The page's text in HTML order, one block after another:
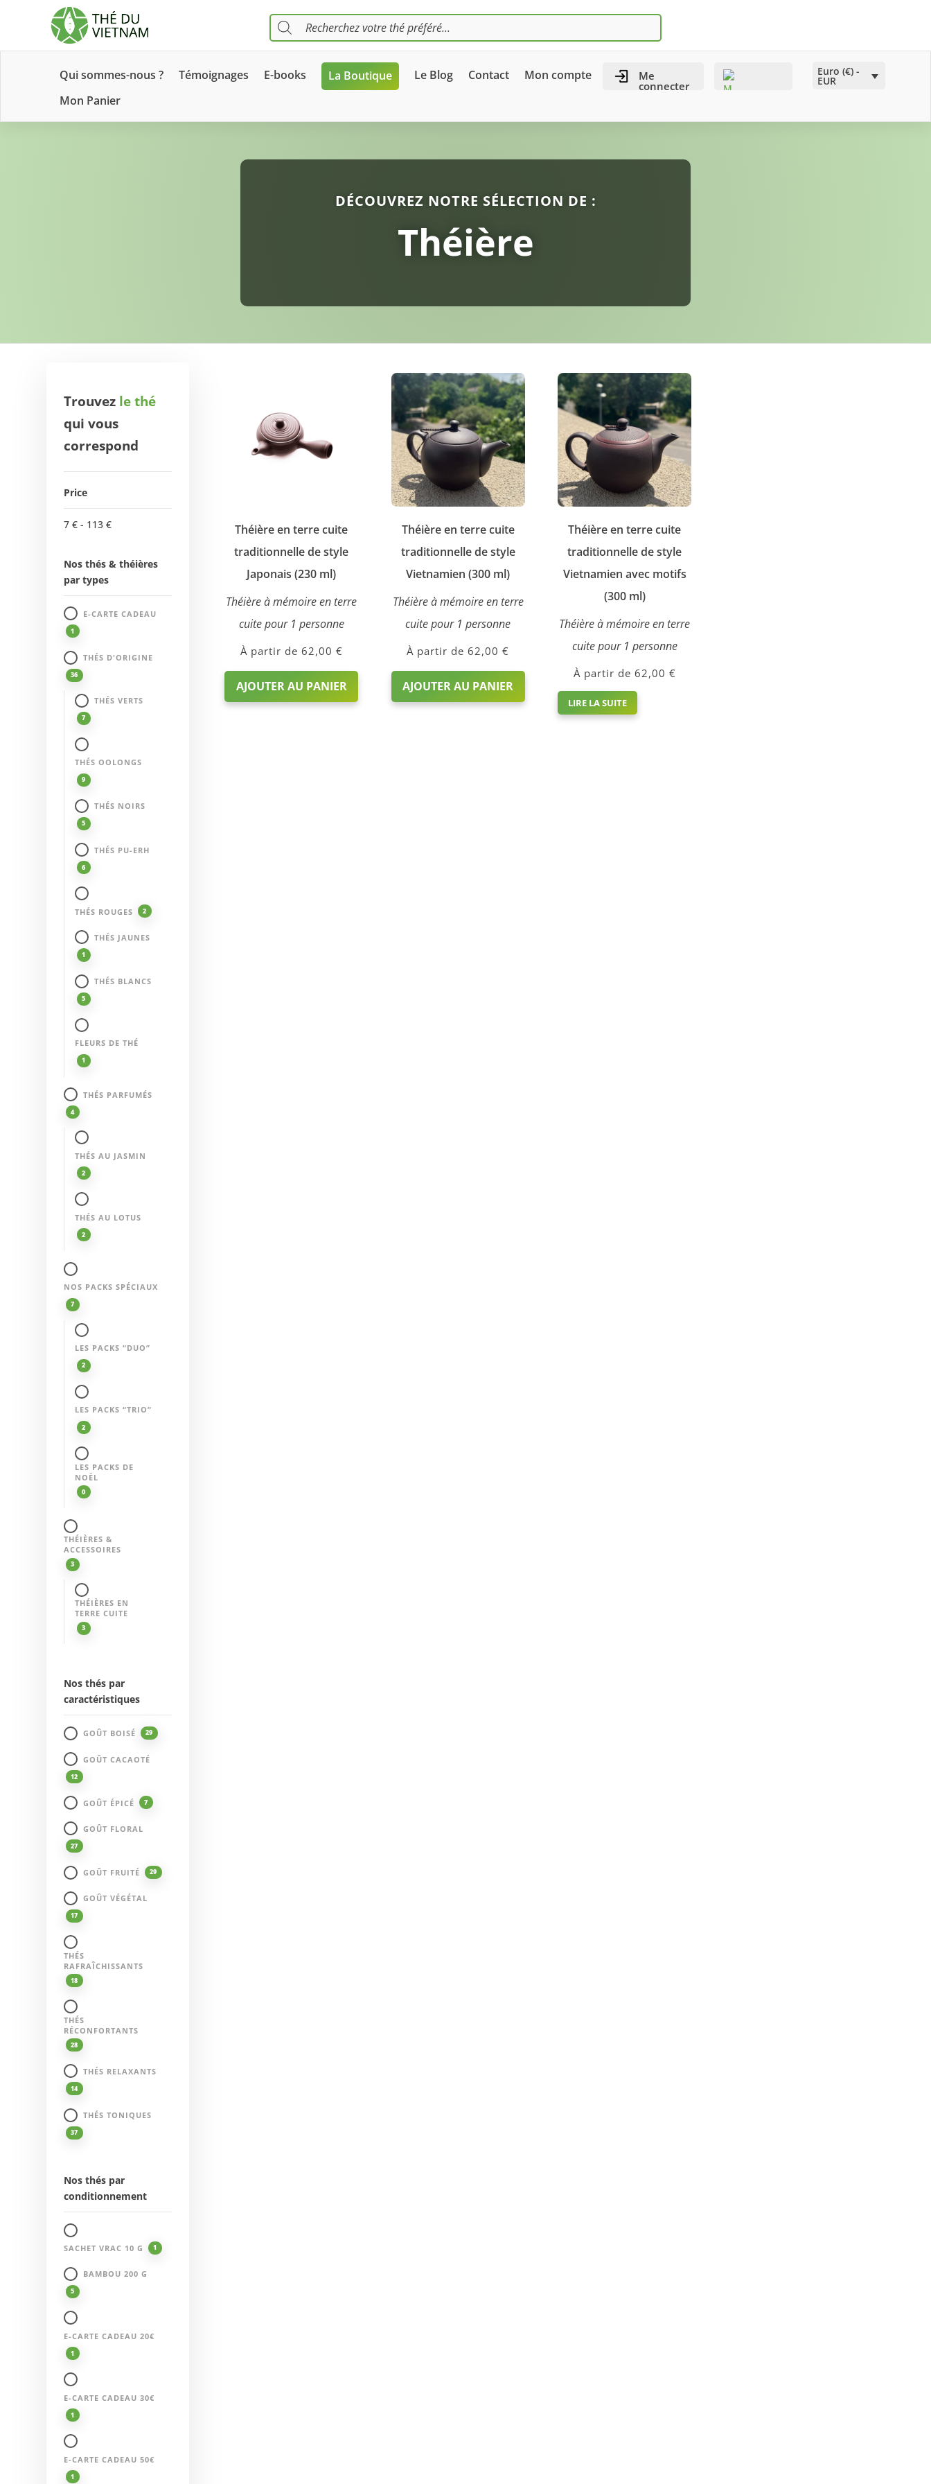
RECHERCHE
DE
PRODUITS
Qui sommes-nous ? Témoignages E-books La Boutique Le Blog Contact
Mon compte
Mon Panier
Me
connecter
Euro (€) -
EUR
DÉCOUVREZ NOTRE SÉLECTION DE :
Théière
Trouvez le thé
qui vous
correspond
Price
7 € - 113 €
Nos thés & théières
par types
E-CARTE CADEAU
1
THÉS D'ORIGINE
36
THÉS VERTS
7
THÉS OOLONGS
9
THÉS NOIRS
5
THÉS PU-ERH
6
THÉS ROUGES 2
THÉS JAUNES
1
THÉS BLANCS
5
FLEURS DE THÉ
1
THÉS PARFUMÉS
4
THÉS AU JASMIN
2
THÉS AU LOTUS
2
NOS PACKS SPÉCIAUX
7
LES PACKS “DUO”
2
LES PACKS “TRIO”
2
LES PACKS DE
NOËL
0
THÉIÈRES &
ACCESSOIRES
3
THÉIÈRES EN
TERRE CUITE
3
Nos thés par
caractéristiques
GOÛT BOISÉ 29
GOÛT CACAOTÉ
12
GOÛT ÉPICÉ 7
GOÛT FLORAL
27
GOÛT FRUITÉ 29
GOÛT VÉGÉTAL
17
THÉS
RAFRAÎCHISSANTS
18
THÉS
RÉCONFORTANTS
28
THÉS RELAXANTS
14
THÉS TONIQUES
37
Nos thés par
conditionnement
SACHET VRAC 10 G 1
BAMBOU 200 G
5
E-CARTE CADEAU 20€
1
E-CARTE CADEAU 30€
1
E-CARTE CADEAU 50€
1
Théière en terre cuite
traditionnelle de style
Japonais (230 ml)
Théière à mémoire en terre
cuite pour 1 personne
62,00 €
AJOUTER AU PANIER
Théière en terre cuite
traditionnelle de style
Vietnamien (300 ml)
Théière à mémoire en terre
cuite pour 1 personne
62,00€
AJOUTER AU PANIER
Théière en terre cuite
traditionnelle de style
Vietnamien avec motifs
(300 ml)
Théière à mémoire en terre
cuite pour 1 personne
62,00 €
LIRE LA SUITE